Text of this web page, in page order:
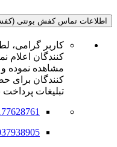
اطلاعات تماس کفش بونتی (کفش bonetti)
کاربر گرامی،
کنندگان اعلام
مشاهده نموده
کنندگان برای
تبلیغات پرداخت